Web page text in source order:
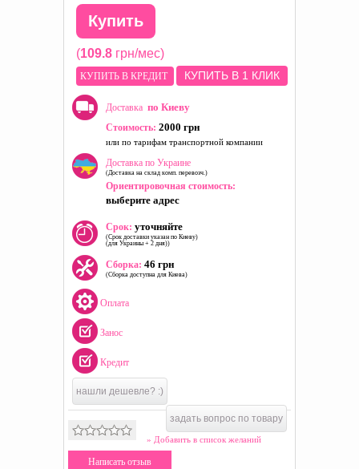
Купить
(109.8 грн/мес)
КУПИТЬ В КРЕДИТ КУПИТЬ В 1 КЛИК
Доставка по Киеву
Стоимость: 2000 грн
или по тарифам транспортной компании
Доставка по Украине
(Доставка на склад комп. перевозч.)
Ориентировочная стоимость:
выберите адрес
Срок: уточняйте
(Срок доставки указан по Киеву)
(для Украины + 2 дня))
Сборка: 46 грн
(Сборка доступна для Киева)
Оплата
Занос
Кредит
нашли дешевле? :)
задать вопрос по товару
» Добавить в список желаний
Написать отзыв